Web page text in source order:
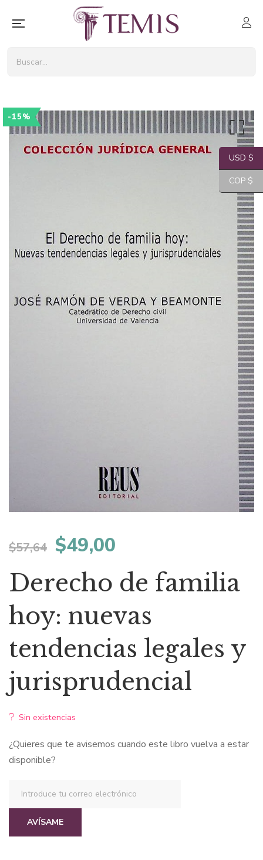
-15%
$57,64 El
precio
era:
$57,64.
$49,00
precio
es:
$49,00.
Derecho de familia
hoy: nuevas
tendencias legales y
jurisprudencial
Sin existencias
¿Quieres que te avisemos cuando este libro vuelva a estar
disponible?
AVÍSAME
USD $
COP $